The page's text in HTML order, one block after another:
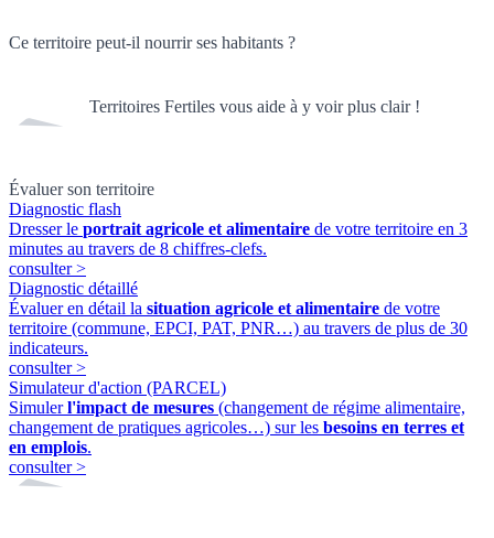
Ce territoire peut-il nourrir ses habitants ?
Territoires Fertiles vous aide à y voir plus clair !
Évaluer son territoire
Diagnostic flash
Dresser le portrait agricole et alimentaire de votre territoire en 3
minutes au travers de 8 chiffres-clefs.
consulter>
Diagnostic détaillé
Évaluer en détail la situation agricole et alimentaire de votre
territoire (commune, EPCI, PAT, PNR…) au travers de plus de 30
indicateurs.
consulter>
Simulateur d'action (PARCEL)
Simulerl'impact de mesures (changement de régime alimentaire,
changement de pratiques agricoles…) sur les besoins en terres et
en emplois.
consulter>